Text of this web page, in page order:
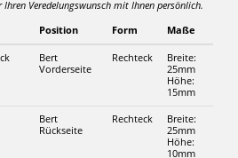
Ihren Veredelungswunsch mit Ihnen persönlich.
Position Form Maße
Bert
Vorderseite
Rechteck
Breite:
25mm
Höhe:
15mm
Bert
Rückseite
Rechteck
Breite:
25mm
Höhe:
10mm